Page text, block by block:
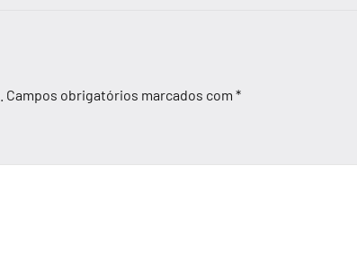
Campos obrigatórios marcados com *